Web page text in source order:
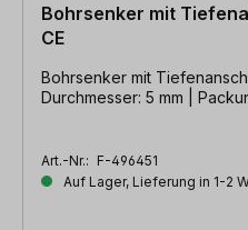
Bohrsenker mit
CE
Bohrsenker mit
Durchmesser: 5 mm |
Art.-Nr.: F-496451
Auf Lager, Lieferung in 1-2